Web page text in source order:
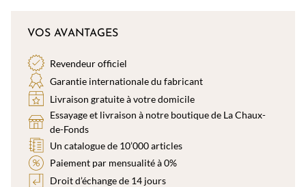
VOS AVANTAGES
Revendeur officiel
Garantie internationale du fabricant
Livraison gratuite à votre domicile
Essayage et livraison à notre boutique de La Chaux-
de-Fonds
Un catalogue de 10’000 articles
Paiement par mensualité à 0%
Droit d’échange de 14 jours